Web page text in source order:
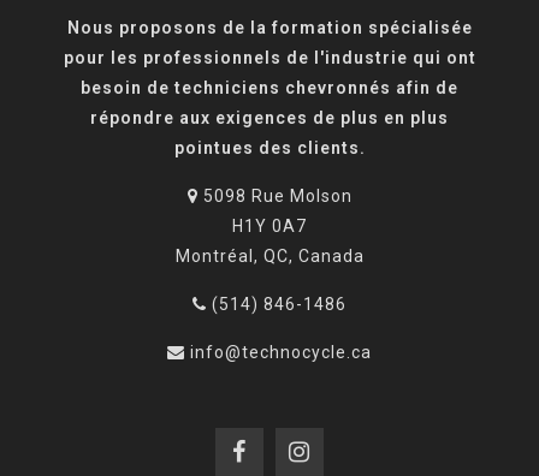
Nous proposons de la formation spécialisée
pour les professionnels de l'industrie qui ont
besoin de techniciens chevronnés afin de
répondre aux exigences de plus en plus
pointues des clients.
5098 Rue Molson
H1Y 0A7
Montréal, QC, Canada
(514) 846-1486
info@technocycle.ca